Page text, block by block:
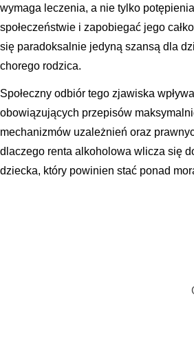
wymaga leczenia, a nie tylko
społeczeństwie i zapobiegać jego
się paradoksalnie jedyną szansą dla
chorego rodzica.
Społeczny odbiór tego zjawiska
obowiązujących przepisów
mechanizmów uzależnień oraz
dlaczego renta alkoholowa wlicza się
dziecka, który powinien stać ponad